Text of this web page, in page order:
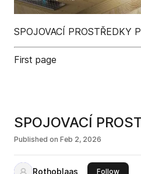
SPOJOVACÍ PROSTŘEDKY
First page
SPOJOVACÍ
Published on Feb 2, 2026
Rothoblaas Followthis